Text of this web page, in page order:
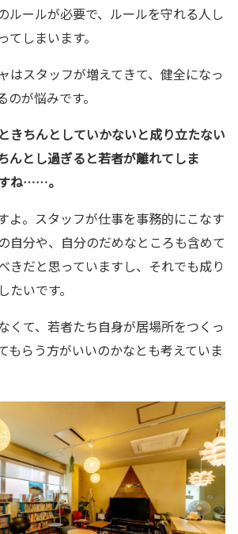
ルールが必要で、ルールを守れる人し
しまいます。
はスタッフが増えてきて、健全になっ
が悩みです。
ときちんとしていかないと成り立たない
んとし過ぎると若者が離れてしま
ね……。
よ。スタッフが仕事を事務的にこなす
自分や、自分のだめなところも含めて
きだと思っていますし、それでも成り
いです。
くて、若者たち自身が居場所をつくっ
もらう方がいいのかなとも考えていま